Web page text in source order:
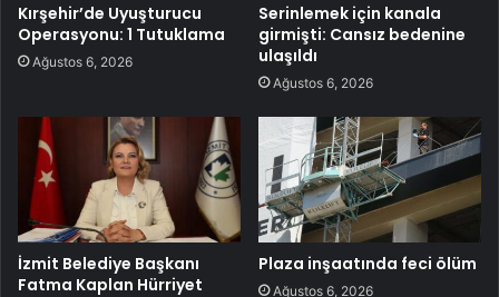
Kırşehir’de Uyuşturucu
Operasyonu: 1 Tutuklama
Ağustos 6, 2026
Serinlemek için kanala
girmişti: Cansız bedenine
ulaşıldı
Ağustos 6, 2026
İzmit Belediye Başkanı
Fatma Kaplan Hürriyet
Plaza inşaatında feci ölüm
Ağustos 6, 2026